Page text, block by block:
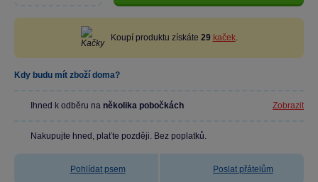
Koupí produktu získáte 29 kaček.
Kdy budu mít zboží doma?
Ihned k odběru na několika pobočkách Zobrazit
Nakupujte hned, plaťte později. Bez poplatků.
Pohlídat psem Poslat přátelům